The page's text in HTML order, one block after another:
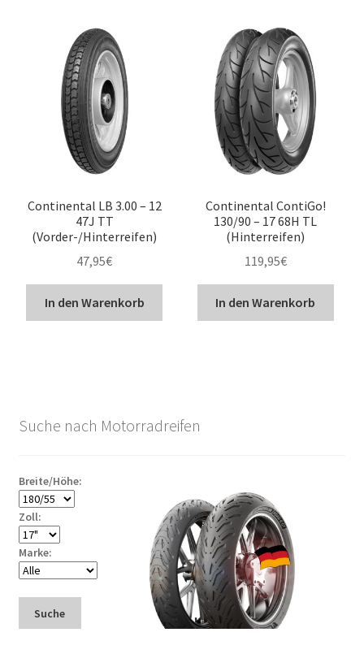
Continental LB 3.00 – 12
47J TT
(Vorder-/Hinterreifen)
47,95€
In den Warenkorb
Continental ContiGo!
130/90 – 17 68H TL
(Hinterreifen)
119,95€
In den Warenkorb
Suche nach Motorradreifen
Breite/Höhe:
Zoll:
Marke:
Suche